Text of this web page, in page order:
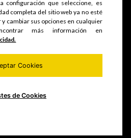
configuración que seleccione, es
completa del sitio web ya no esté
cambiar sus opciones en cualquier
más información en
Cookies
de Cookies